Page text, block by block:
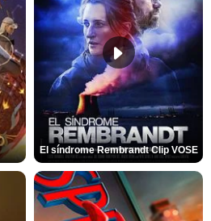
El síndrome Rembrandt Clip VOSE